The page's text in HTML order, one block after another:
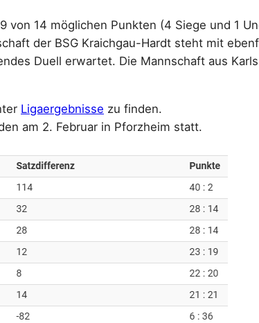
von 14 möglichen Punkten (4 Siege und 1
der BSG Kraichgau-Hardt steht mit
Duell erwartet. Die Mannschaft aus
Ligaergebnisse zu finden.
am 2. Februar in Pforzheim statt.